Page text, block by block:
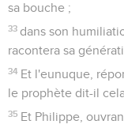
sa bouche ;
33 dans son
racontera sa
34 Et l'eunuque,
le prophète dit-il
35 Et Philippe,